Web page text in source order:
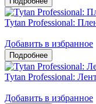
Tytan Professional:
Добавить в избранное
Tytan Professional:
Добавить в избранное